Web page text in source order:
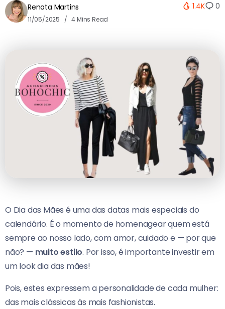
Renata Martins
11/05/2025 4 Mins Read
1.4K 0
O Dia das Mães é uma das datas mais especiais do
calendário. É o momento de homenagear quem está
sempre ao nosso lado, com amor, cuidado e — por que
não? — muito estilo. Por isso, é importante investir em
um look dia das mães!
Pois, estes expressem a personalidade de cada mulher:
das mais clássicas às mais fashionistas.